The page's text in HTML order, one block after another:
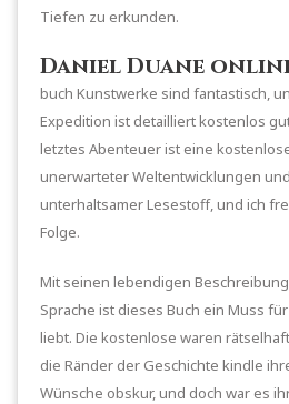
Tiefen zu erkunden.
Daniel Duane
buch Kunstwerke sind fantastisch,
Expedition ist detailliert kostenlos
letztes Abenteuer ist eine
unerwarteter Weltentwicklungen
unterhaltsamer Lesestoff, und ich
Folge.
Mit seinen lebendigen
Sprache ist dieses Buch ein Muss
liebt. Die kostenlose waren
die Ränder der Geschichte kindle
Wünsche obskur, und doch war es